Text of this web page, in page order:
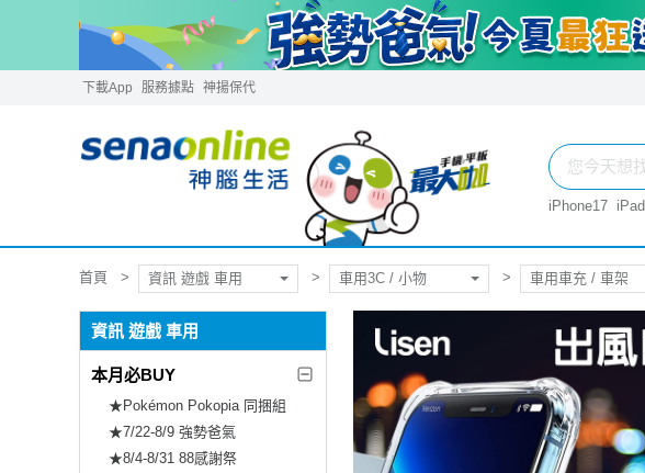
下載App 服務據點 神揚保代
iPhone17 iPad
首頁 資訊 遊戲 車用 車用3C / 小物 車用車充 / 車架
資訊 遊戲 車用
本月必BUY
★Pokémon Pokopia 同捆組
★7/22-8/9 強勢爸氣
★8/4-8/31 88感謝祭